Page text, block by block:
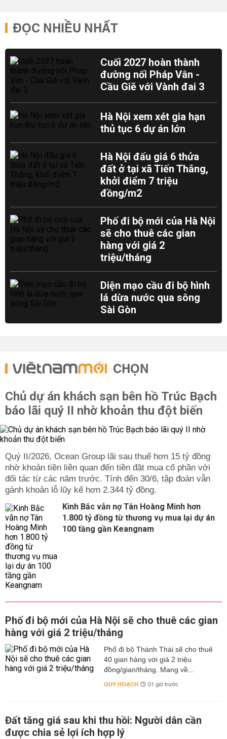
ĐỌC NHIỀU NHẤT
Cuối 2027 hoàn thành
đường nối Pháp Vân -
Cầu Giẽ với Vành đai 3
Hà Nội xem xét gia hạn
thủ tục 6 dự án lớn
Hà Nội đấu giá 6 thửa
đất ở tại xã Tiến Thắng,
khởi điểm 7 triệu
đồng/m2
Phố đi bộ mới của Hà Nội
sẽ cho thuê các gian
hàng với giá 2
triệu/tháng
Diện mạo cầu đi bộ hình
lá dừa nước qua sông
Sài Gòn
CHỌN
Chủ dự án khách sạn bên hồ Trúc Bạch
báo lãi quý II nhờ khoản thu đột biến
Quý II/2026, Ocean Group lãi sau thuế hơn 15 tỷ đồng
nhờ khoản tiền liên quan đến tiền đặt mua cổ phần với
đối tác từ các năm trước. Tính đến 30/6, tập đoàn vẫn
gánh khoản lỗ lũy kế hơn 2.344 tỷ đồng.
Kinh Bắc vẫn nợ Tân Hoàng Minh hơn
1.800 tỷ đồng từ thương vụ mua lại dự án
100 tầng gần Keangnam
Phố đi bộ mới của Hà Nội sẽ cho thuê các gian
hàng với giá 2 triệu/tháng
Phố đi bộ Thành Thái sẽ cho thuê
40 gian hàng với giá 2 triệu
đồng/gian/tháng. Mang về...
QUY HOẠCH 01 giờ trước
Đất tăng giá sau khi thu hồi: Người dân cần
được chia sẻ lợi ích hợp lý